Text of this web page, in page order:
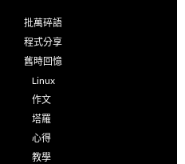
批萬碎語
程式分享
舊時回憶
Linux
作文
塔羅
心得
教學